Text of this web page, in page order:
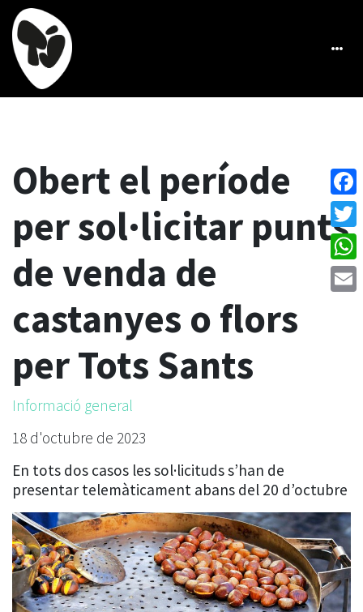
Obert el període
per sol·licitar punts
de venda de
castanyes o flors
per Tots Sants
Informació general
18 d'octubre de 2023
En tots dos casos les sol·licituds s’han de
presentar telemàticament abans del 20 d’octubre